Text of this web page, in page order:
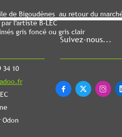
34 10
Suivez-nous...
  
de Bigoudènes au retour du
l'artiste B-LEC
gris foncé ou gris clair